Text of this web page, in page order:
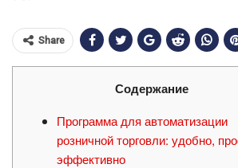
Share
Содержание
Программа для автоматизации
розничной торговли: удобно,
эффективно